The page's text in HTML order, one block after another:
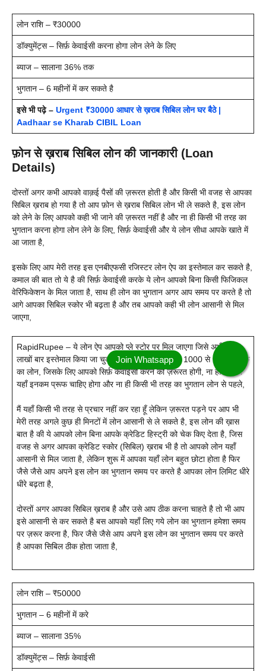
लोन राशि – ₹30000
डॉक्युमेंट्स – सिर्फ़ केवाईसी करना होगा लोन लेने के लिए
ब्याज – सालाना 36% तक
भुगतान – 6 महीनों में कर सकते है
इसे भी पढ़े – Urgent ₹30000 आधार से ख़राब सिबिल लोन घर बैठे |
Aadhaar se Kharab CIBIL Loan
फ़ोन से ख़राब सिबिल लोन की जानकारी (Loan
Details)
दोस्तों अगर कभी आपको वाक़ई पैसों की ज़रूरत होती है और किसी भी वजह से आपका
सिबिल ख़राब हो गया है तो आप फ़ोन से ख़राब सिबिल लोन भी ले सकते है, इस लोन
को लेने के लिए आपको कही भी जाने की ज़रूरत नहीं है और ना ही किसी भी तरह का
भुगतान करना होगा लोन लेने के लिए, सिर्फ़ केवाईसी और ये लोन सीधा आपके खाते में
आ जाता है,
इसके लिए आप मेरी तरह इस एनबीएफसी रजिस्टर लोन ऐप का इस्तेमाल कर सकते है,
कमाल की बात तो ये है की सिर्फ़ केवाईसी करके ये लोन आपको बिना किसी फिजिकल
वेरिफिकेशन के मिल जाता है, साथ ही लोन का भुगतान अगर आप समय पर करते है तो
आगे आपका सिबिल स्कोर भी बढ़ता है और तब आपको कही भी लोन आसानी से मिल
जाएगा,
RapidRupee – ये लोन ऐप आपको प्ले स्टोर पर मिल जाएगा जिसे अभी तक
लाखों बार इस्तेमाल किया जा चुका है, यहाँ आप ले सकते है 1000 से 60000 तक
का लोन, जिसके लिए आपको सिर्फ़ केवाईसी करने की ज़रूरत होगी, ना ही आपको
यहाँ इनकम प्रूफ चाहिए होगा और ना ही किसी भी तरह का भुगतान लोन से पहले,
मैं यहाँ किसी भी तरह से प्रचार नहीं कर रहा हूँ लेकिन ज़रूरत पड़ने पर आप भी
मेरी तरह अगले कुछ ही मिनटों में लोन आसानी से ले सकते है, इस लोन की ख़ास
बात है की ये आपको लोन बिना आपके क्रेडिट हिस्ट्री को चेक किए देता है, जिस
वजह से अगर आपका क्रेडिट स्कोर (सिबिल) ख़राब भी है तो आपको लोन यहाँ
आसानी से मिल जाता है, लेकिन शुरू में आपका यहाँ लोन बहुत छोटा होता है फिर
जैसे जैसे आप अपने इस लोन का भुगतान समय पर करते है आपका लोन लिमिट धीरे
धीरे बढ़ता है,
दोस्तों अगर आपका सिबिल ख़राब है और उसे आप ठीक करना चाहते है तो भी आप
इसे आसानी से कर सकते है बस आपको यहाँ लिए गये लोन का भुगतान हमेशा समय
पर ज़रूर करना है, फिर जैसे जैसे आप अपने इस लोन का भुगतान समय पर करते
है आपका सिबिल ठीक होता जाता है,
लोन राशि – ₹50000
भुगतान – 6 महीनों में करे
ब्याज – सालाना 35%
डॉक्युमेंट्स – सिर्फ़ केवाईसी